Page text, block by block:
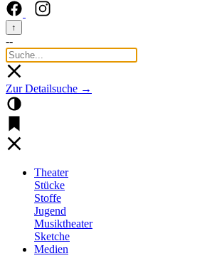
↑
--
Zur Detailsuche →
Theater
Stücke
Stoffe
Jugend
Musiktheater
Sketche
Medien